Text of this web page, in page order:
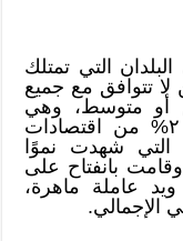
التي تمتلك
تتوافق مع جميع
أو متوسط، وهي
تشكل ٨٠% من سكان العالم، و٢٠% من اقتصادات
التي شهدت نموًا
بانفتاح على
ويد عاملة ماهرة،
الإجمالي.